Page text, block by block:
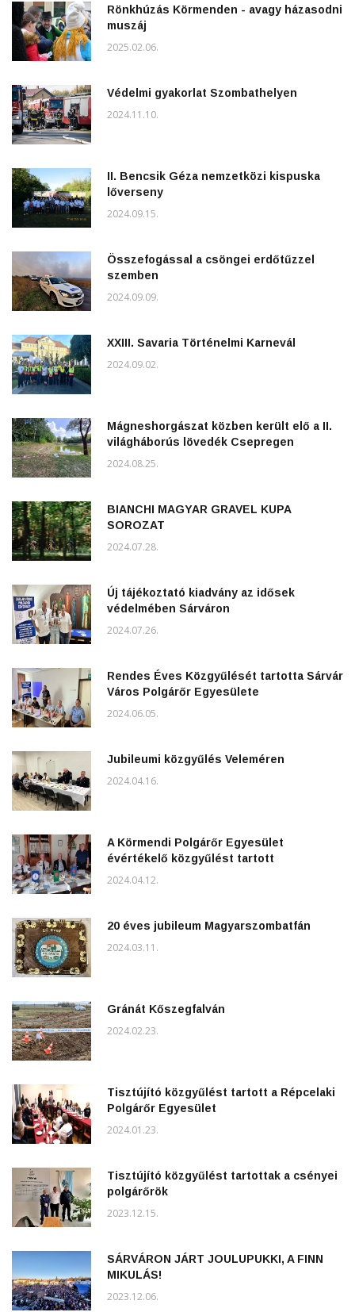
Rönkhúzás Körmenden - avagy házasodni
muszáj
2025.02.06.
Védelmi gyakorlat Szombathelyen
2024.11.10.
II. Bencsik Géza nemzetközi kispuska
lőverseny
2024.09.15.
Összefogással a csöngei erdőtűzzel
szemben
2024.09.09.
XXIII. Savaria Történelmi Karnevál
2024.09.02.
Mágneshorgászat közben került elő a II.
világháborús lövedék Csepregen
2024.08.25.
BIANCHI MAGYAR GRAVEL KUPA
SOROZAT
2024.07.28.
Új tájékoztató kiadvány az idősek
védelmében Sárváron
2024.07.26.
Rendes Éves Közgyűlését tartotta Sárvár
Város Polgárőr Egyesülete
2024.06.05.
Jubileumi közgyűlés Veleméren
2024.04.16.
A Körmendi Polgárőr Egyesület
évértékelő közgyűlést tartott
2024.04.12.
20 éves jubileum Magyarszombatfán
2024.03.11.
Gránát Kőszegfalván
2024.02.23.
Tisztújító közgyűlést tartott a Répcelaki
Polgárőr Egyesület
2024.01.23.
Tisztújító közgyűlést tartottak a csényei
polgárőrök
2023.12.15.
SÁRVÁRON JÁRT JOULUPUKKI, A FINN
MIKULÁS!
2023.12.06.